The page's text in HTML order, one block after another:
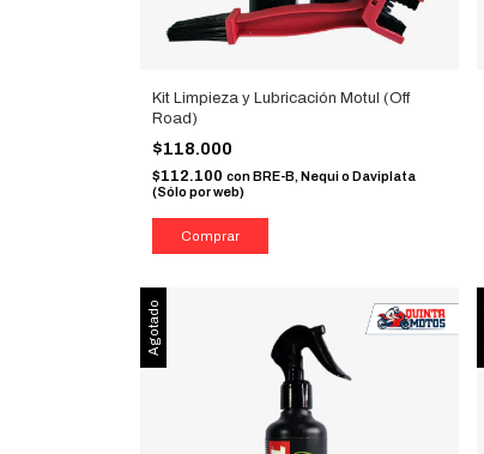
Kit Limpieza y Lubricación Motul (Off
Road)
$118.000
$112.100 conBRE-B, Nequi o Daviplata
(Sólo por web)
Agotado